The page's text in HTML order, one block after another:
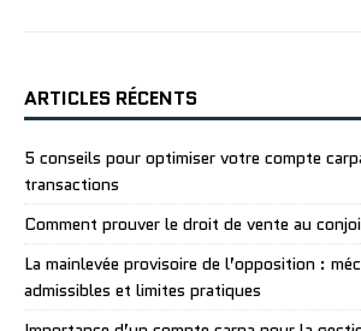
ARTICLES RÉCENTS
5 conseils pour optimiser votre compte
transactions
Comment prouver le droit de vente au
La mainlevée provisoire de l’opposition :
admissibles et limites pratiques